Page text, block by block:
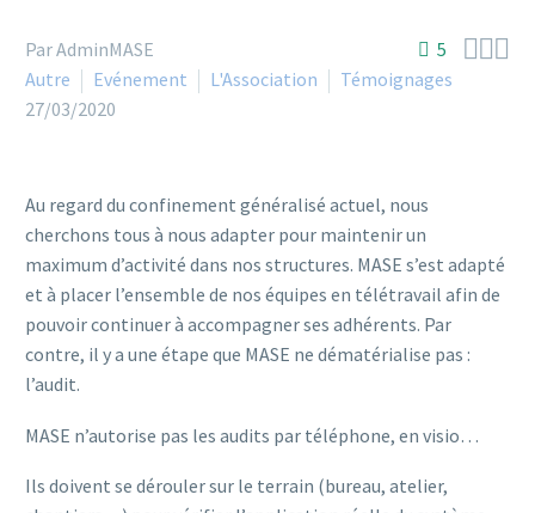
5 
Par AdminMASE
Autre
Evénement L'Association
Témoignages
27/03/2020
Au regard du confinement généralisé actuel, nous
cherchons tous à nous adapter pour maintenir un
maximum d’activité dans nos structures. MASE s’est adapté
et à placer l’ensemble de nos équipes en télétravail afin de
pouvoir continuer à accompagner ses adhérents. Par
contre, il y a une étape que MASE ne dématérialise pas :
l’audit.
MASE n’autorise pas les audits par téléphone, en visio…
Ils doivent se dérouler sur le terrain (bureau, atelier,